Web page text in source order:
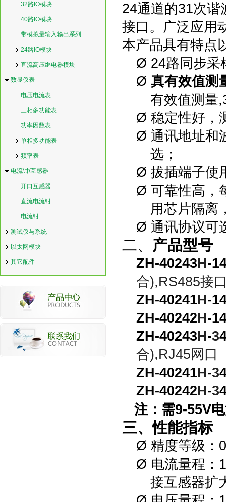
32路IO模块
40路IO模块
带模拟量输入输出系列
24路IO模块
直流高压继电器模块
数显仪表
电压电流表
三相多功能表
功率因数表
单相多功能表
频率表
电流钳/互感器
开口互感器
直流电流钳
电流钳
测试仪与系统
以太网模块
其它配件
24通道的31次谐
接口 。广泛应用
本产品具有特点
Ø 24路同步采
Ø 真有效值测
有效值测量
Ø 稳定性好，
Ø 通讯地址和
选；
Ø 拔插端子使
Ø 可靠性高，
用芯片隔离
Ø 通讯协议可
二、 产品型号
ZH-40243H-
合),RS485接
ZH-40241H-
ZH-40242H-
ZH-40243H-3
合),RJ45网口
ZH-40241H-3
ZH-40242H-3
注：需9-55V
三、性能指标
Ø 精度等级：
Ø 电流量程：
接互感器扩